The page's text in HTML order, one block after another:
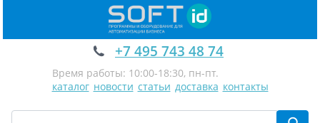
+7 495 743 48 74
Время работы: 10:00-18:30, пн-пт.
каталог новости статьи доставка контакты